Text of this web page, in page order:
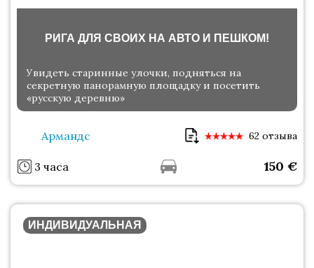
РИГА ДЛЯ СВОИХ НА АВТО И ПЕШКОМ!
Увидеть старинные улочки, подняться на
секретную панорамную площадку и посетить
«русскую деревню»
Армандс 62 отзыва
3 часа 150 €
ИНДИВИДУАЛЬНАЯ